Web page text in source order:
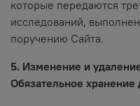
которые передаются
исследований,
поручению Сайта.
5. Изменение и
Обязательное хранение